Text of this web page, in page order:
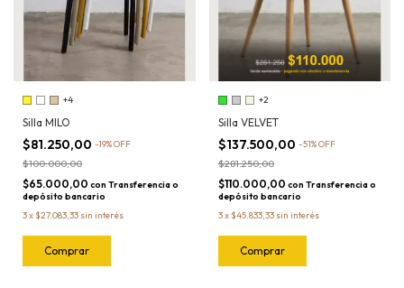
+4
Silla MILO
$81.250,00 -19%OFF
$100.000,00
$65.000,00 con Transferencia o
depósito bancario
3x $27.083,33 sin interés
Comprar
+2
Silla VELVET
$137.500,00 -51%OFF
$281.250,00
$110.000,00 con Transferencia o
depósito bancario
3x $45.833,33 sin interés
Comprar